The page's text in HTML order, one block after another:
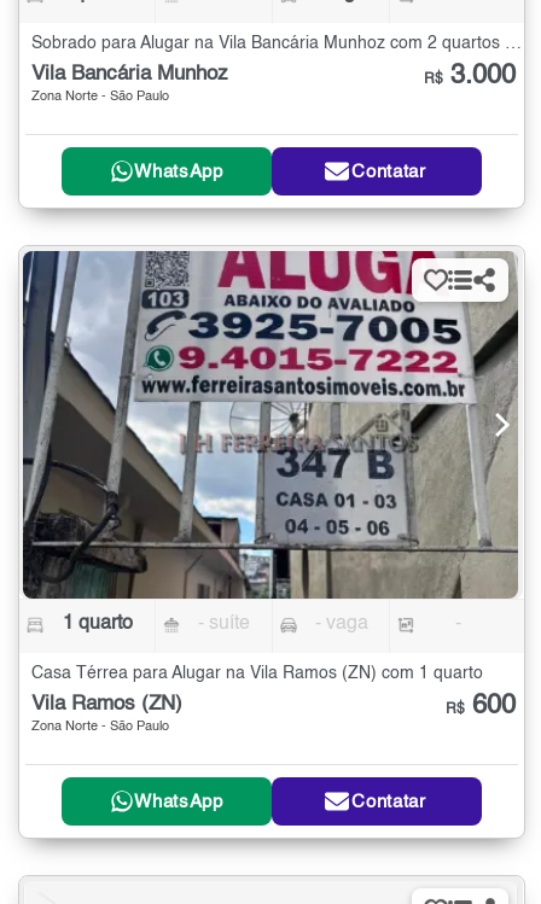
Sobrado para Alugar na Vila Bancária Munhoz com 2 quartos - 80 m²
Vila Bancária Munhoz
Zona Norte - São Paulo
R$ 3.000
WhatsApp Contatar
1 quarto - suíte - vaga -
Casa Térrea para Alugar na Vila Ramos (ZN) com 1 quarto
Vila Ramos (ZN)
Zona Norte - São Paulo
R$ 600
WhatsApp Contatar